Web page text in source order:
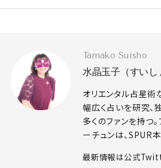
Tamako Suisho
水晶玉子（すいし
オリエンタル占星術
幅広く占いを研究
多くのファンを持つ
ーチュンは、SPUR
最新情報は公式